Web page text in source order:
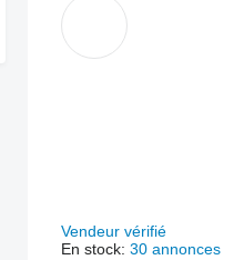
Vendeur vérifié
En stock: 30 annonces